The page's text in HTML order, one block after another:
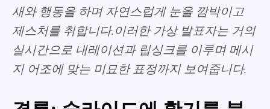
새와 행동을 하며 자연스럽게 눈을 깜박이고
제스처를 취합니다.이러한 가상 발표자는 거의
실시간으로 내레이션과 립싱크를 이루며 메시
지 어조에 맞는 미묘한 표정까지 보여줍니다.